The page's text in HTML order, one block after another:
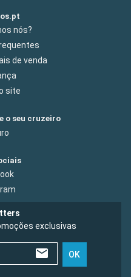
nós?
de venda
site
o seu cruzeiro
exclusivas
OK